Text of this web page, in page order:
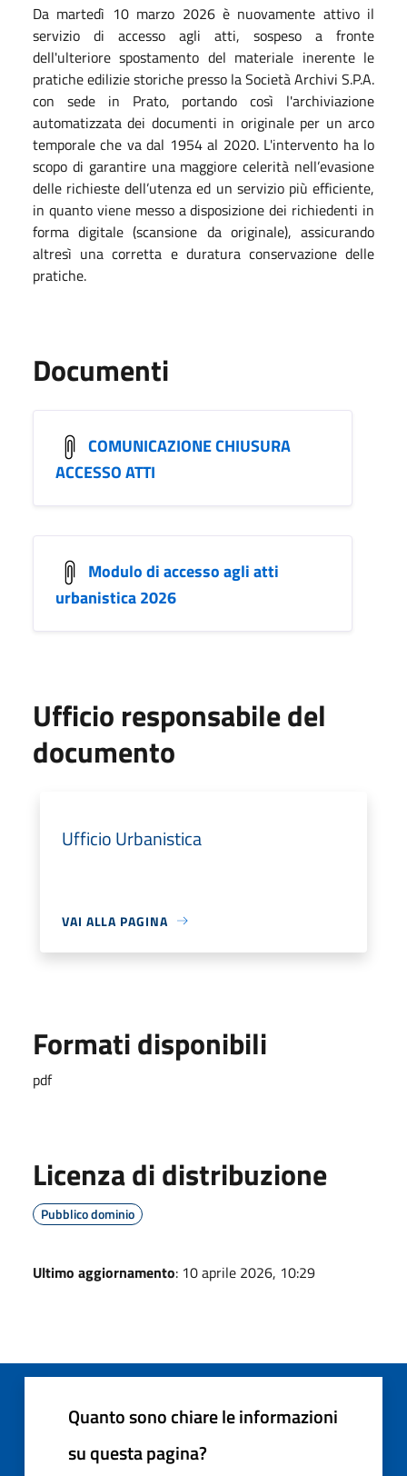
Da martedì 10 marzo 2026 è nuovamente attivo il
servizio di accesso agli atti, sospeso a fronte
dell'ulteriore spostamento del materiale inerente le
pratiche edilizie storiche presso la Società Archivi S.P.A.
con sede in Prato, portando così l'archiviazione
automatizzata dei documenti in originale per un arco
temporale che va dal 1954 al 2020. L'intervento ha lo
scopo di garantire una maggiore celerità nell’evasione
delle richieste dell’utenza ed un servizio più efficiente,
in quanto viene messo a disposizione dei richiedenti in
forma digitale (scansione da originale), assicurando
altresì una corretta e duratura conservazione delle
pratiche.
Documenti
COMUNICAZIONE CHIUSURA
ACCESSO ATTI
Modulo di accesso agli atti
urbanistica 2026
Ufficio responsabile del
documento
Ufficio Urbanistica
VAI ALLA PAGINA
Formati disponibili
pdf
Licenza di distribuzione
Pubblico dominio
Ultimo aggiornamento: 10 aprile 2026, 10:29
Quanto sono chiare le informazioni
su questa pagina?